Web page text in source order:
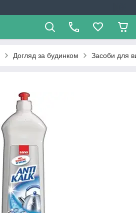
Догляд за будинком Засоби для